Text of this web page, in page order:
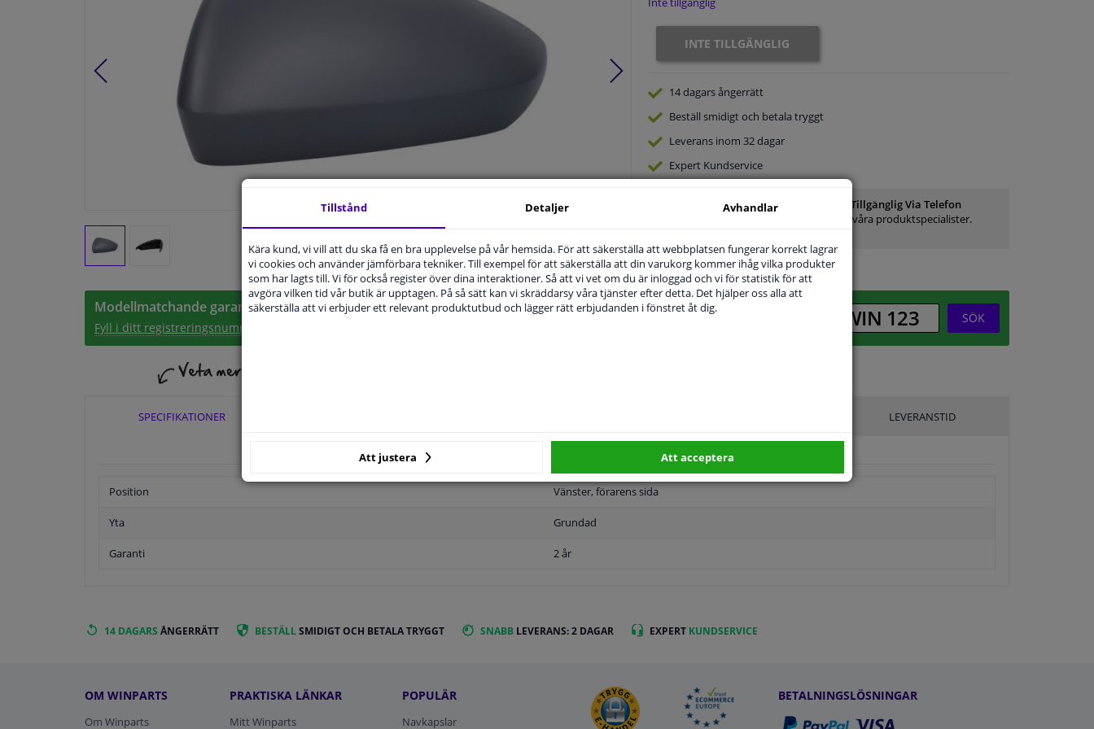
Tillverkare kod:6103-25-2320312P
EAN:5907879068429
INTE TILLGÄNGLIG
14 dagarsångerrätt
Beställ smidigt och betala tryggt
Leverans inom 32 dagar
Expert Kundservice
Kundservice:
Inte Tillgänglig Via Telefon
Ställ din fråga hos våra produktspecialister.
Modellmatchande garanti, Hitta rätt bildelar.
Fyll i ditt registreringsnummer
SÖK
SPECIFIKATIONER LEVERANSTID
Position Vänster, förarens sida
Yta Grundad
Garanti 2 år
14 DAGARS ÅNGERRÄTT BESTÄLLSMIDIGT OCH BETALA TRYGGT SNABB LEVERANS: 2 DAGAR EXPERT KUNDSERVICE
OM WINPARTS
Om Winparts
PRAKTISKA LÄNKAR
Mitt Winparts
POPULÄR
Navkapslar
BETALNINGSLÖSNINGAR
Tillstånd Detaljer Avhandlar
Kära kund, vi vill att du ska få en bra upplevelse på vår hemsida. För att säkerställa att webbplatsen fungerar korrekt lagrar
vi cookies och använder jämförbara tekniker. Till exempel för att säkerställa att din varukorg kommer ihåg vilka produkter
som har lagts till. Vi för också register över dina interaktioner. Så att vi vet om du är inloggad och vi för statistik för att
avgöra vilken tid vår butik är upptagen. På så sätt kan vi skräddarsy våra tjänster efter detta. Det hjälper oss alla att
säkerställa att vi erbjuder ett relevant produktutbud och lägger rätt erbjudanden i fönstret åt dig.
Att justera Att acceptera